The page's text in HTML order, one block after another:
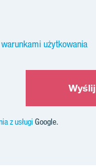
użytkowania
Wyślij
z usługi Google.